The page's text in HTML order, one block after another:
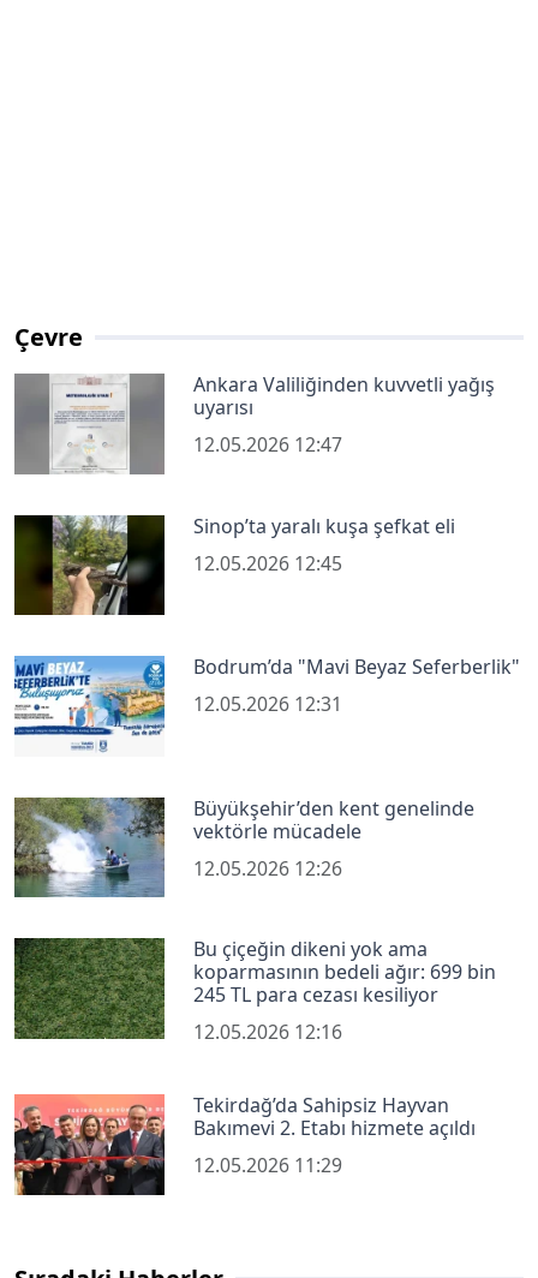
Çevre
Ankara Valiliğinden kuvvetli yağış
uyarısı
12.05.2026 12:47
Sinop’ta yaralı kuşa şefkat eli
12.05.2026 12:45
Bodrum’da "Mavi Beyaz Seferberlik"
12.05.2026 12:31
Büyükşehir’den kent genelinde
vektörle mücadele
12.05.2026 12:26
Bu çiçeğin dikeni yok ama
koparmasının bedeli ağır: 699 bin
245 TL para cezası kesiliyor
12.05.2026 12:16
Tekirdağ’da Sahipsiz Hayvan
Bakımevi 2. Etabı hizmete açıldı
12.05.2026 11:29